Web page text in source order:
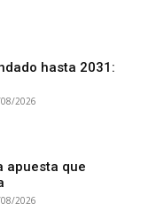
hasta 2031:
2026
apuesta que
2026